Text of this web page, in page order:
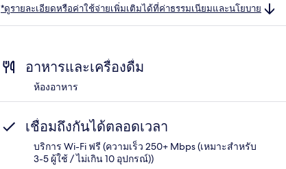
*ดูรายละเอียดหรือค่าใช้จ่ายเพิ่มเติมได้ที่ค่าธรรมเนียมและนโยบาย
อาหารและเครื่องดื่ม
ห้องอาหาร
เชื่อมถึงกันได้ตลอดเวลา
บริการ Wi-Fi ฟรี (ความเร็ว 250+ Mbps (เหมาะสำหรับ
3-5 ผู้ใช้ / ไม่เกิน 10 อุปกรณ์))